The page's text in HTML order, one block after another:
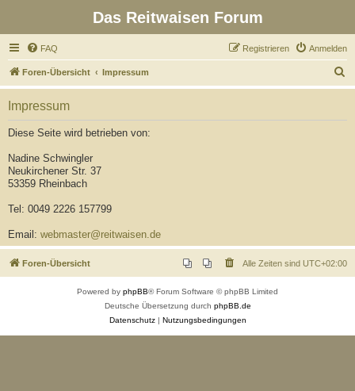
Das Reitwaisen Forum
FAQ Anmelden
Registrieren
Foren-Übersicht Impressum
u
Impressum
Diese Seite wird betrieben von:
Nadine Schwingler
Neukirchener Str. 37
53359 Rheinbach
Tel: 0049 2226 157799
Email: webmaster@reitwaisen.de
Foren-Übersicht Alle Zeiten sind UTC+02:00
Powered by phpBB® Forum Software © phpBB Limited
Deutsche Übersetzung durch phpBB.de
Datenschutz| Nutzungsbedingungen